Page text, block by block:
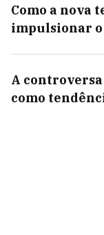
Como a nova
impulsionar
A
como